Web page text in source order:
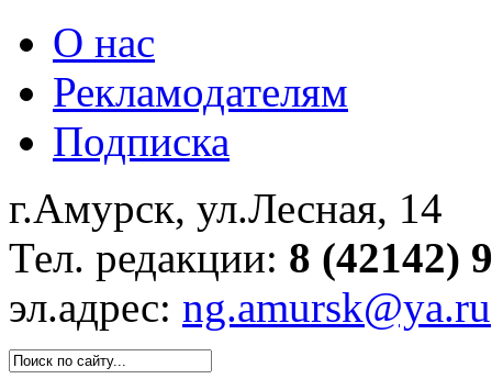
О нас
Рекламодателям
Подписка
г.Амурск, ул.Лесная, 14
Тел. редакции: 8 (42142)
эл.адрес: ng.amursk@ya.ru